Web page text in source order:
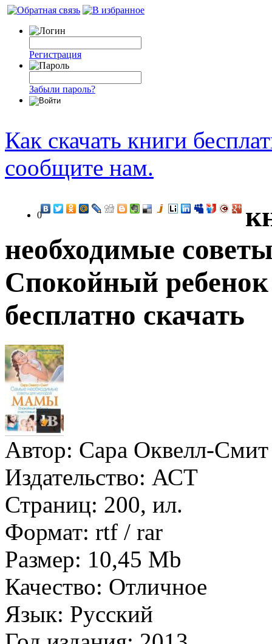
Регистрация
Забыли пароль?
Как скачать книги
сообщите нам.
0
необходимые
Спокойный
бесплатно скачать
Автор: Сара Оквелл-Смит
Издательство: АСТ
Страниц: 200, ил.
Формат: rtf / rar
Размер: 10,45 Mb
Качество: Отличное
Язык: Русский